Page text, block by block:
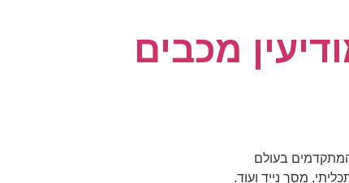
מכבים
מסך נייד ועוד.